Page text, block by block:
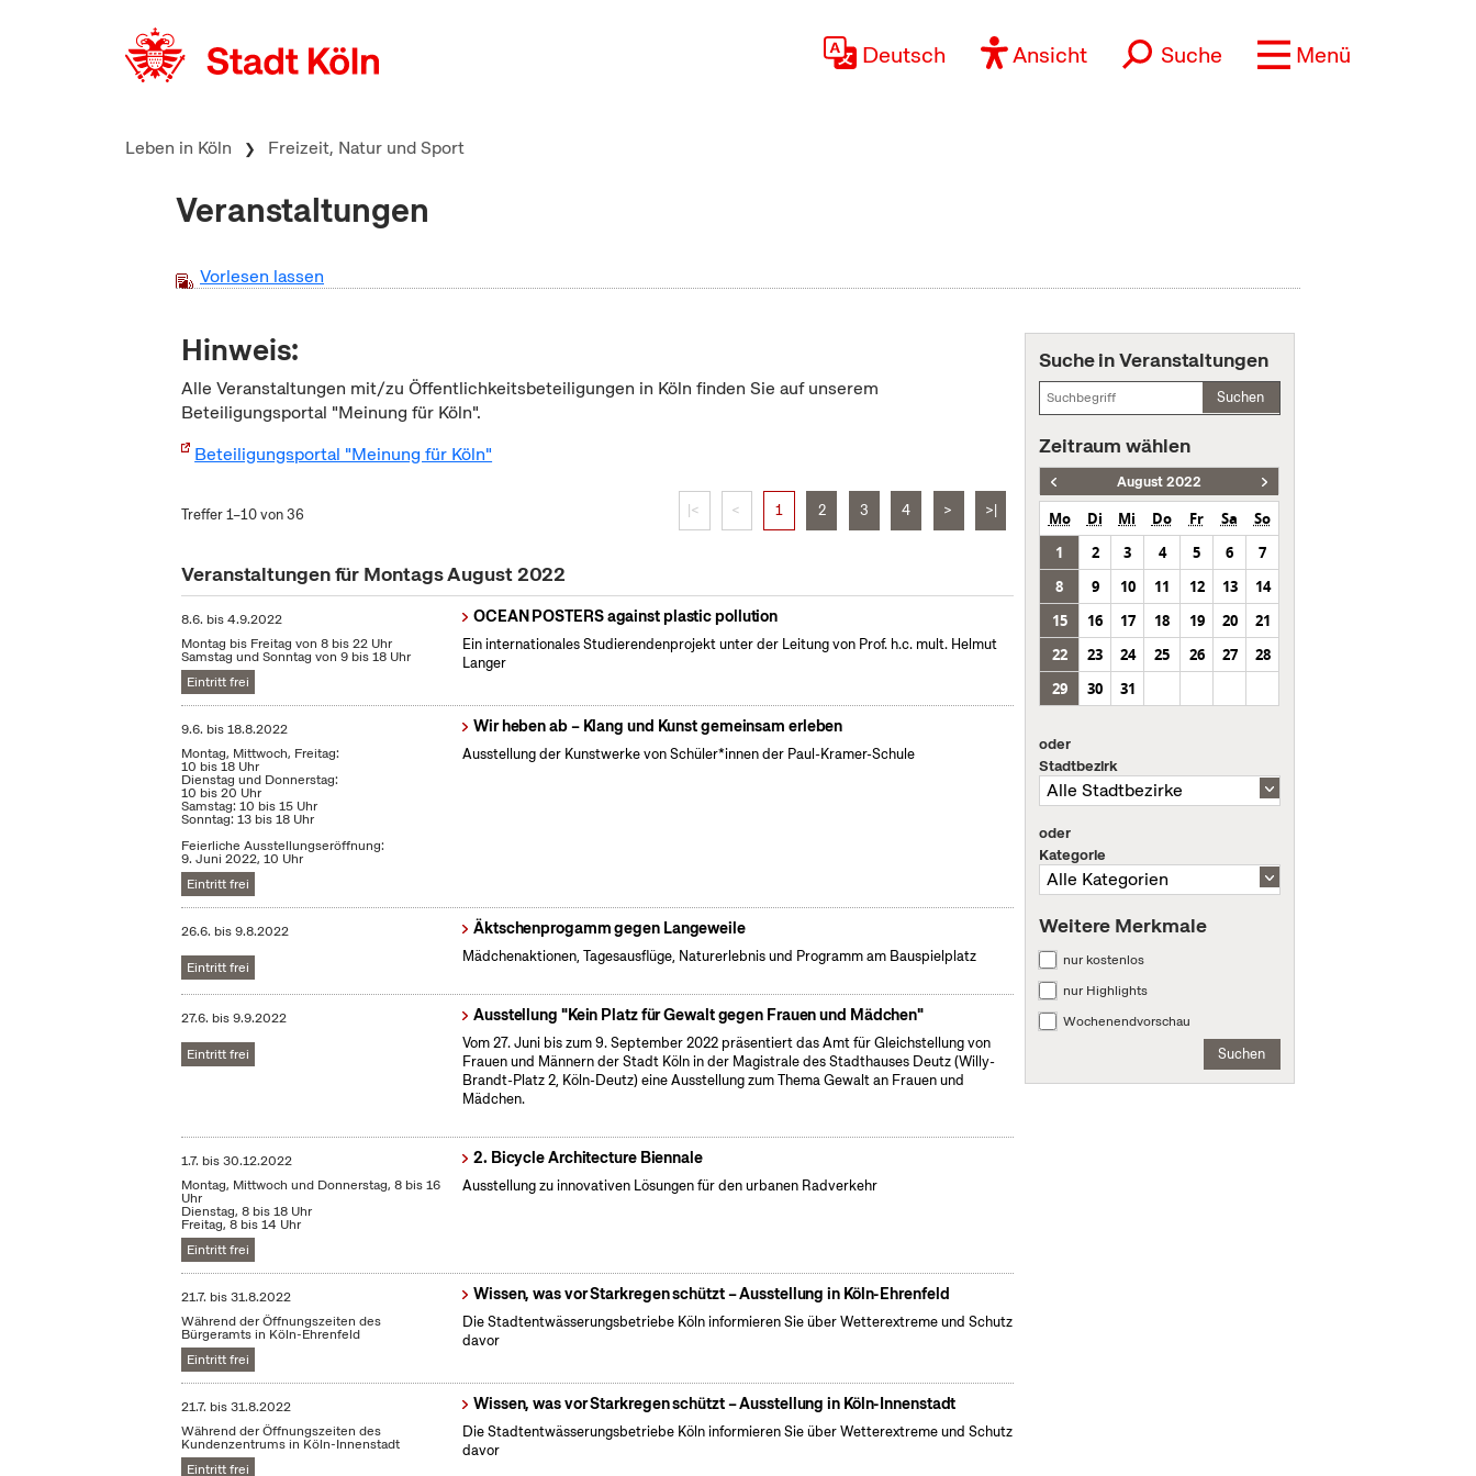
Deutsch Ansicht Suche Menü
Leben in Köln Freizeit, Natur und Sport
Veranstaltungen
Vorlesen lassen
Hinweis:
Alle Veranstaltungen mit/zu Öffentlichkeitsbeteiligungen in Köln finden Sie auf unserem
Beteiligungsportal "Meinung für Köln".
Beteiligungsportal "Meinung für Köln"
Treffer 1–10 von 36 |< < 1 2 3 4 > >|
Veranstaltungen für Montags August 2022
8.6. bis4.9.2022
Montag bis Freitag von 8 bis 22 Uhr
Samstag und Sonntag von 9 bis 18 Uhr
Eintritt frei
OCEAN POSTERS against plastic pollution
Ein internationales Studierendenprojekt unter der Leitung von Prof. h.c. mult. Helmut
Langer
9.6. bis18.8.2022
Montag, Mittwoch, Freitag:
10 bis 18 Uhr
Dienstag und Donnerstag:
10 bis 20 Uhr
Samstag: 10 bis 15 Uhr
Sonntag: 13 bis 18 Uhr
Feierliche Ausstellungseröffnung:
9. Juni 2022, 10 Uhr
Eintritt frei
Wir heben ab – Klang und Kunst gemeinsam erleben
Ausstellung der Kunstwerke von Schüler*innen der Paul-Kramer-Schule
26.6. bis9.8.2022
Eintritt frei
Äktschenprogamm gegen Langeweile
Mädchenaktionen, Tagesausflüge, Naturerlebnis und Programm am Bauspielplatz
27.6. bis9.9.2022
Eintritt frei
Ausstellung "Kein Platz für Gewalt gegen Frauen und Mädchen"
Vom 27. Juni bis zum 9. September 2022 präsentiert das Amt für Gleichstellung von
Frauen und Männern der Stadt Köln in der Magistrale des Stadthauses Deutz (Willy-
Brandt-Platz 2, Köln-Deutz) eine Ausstellung zum Thema Gewalt an Frauen und
Mädchen.
1.7. bis30.12.2022
Montag, Mittwoch und Donnerstag, 8 bis 16
Uhr
Dienstag, 8 bis 18 Uhr
Freitag, 8 bis 14 Uhr
Eintritt frei
2. Bicycle Architecture Biennale
Ausstellung zu innovativen Lösungen für den urbanen Radverkehr
21.7. bis31.8.2022
Während der Öffnungszeiten des
Bürgeramts in Köln-Ehrenfeld
Eintritt frei
Wissen, was vor Starkregen schützt – Ausstellung in Köln-Ehrenfeld
Die Stadtentwässerungsbetriebe Köln informieren Sie über Wetterextreme und Schutz
davor
21.7. bis31.8.2022
Während der Öffnungszeiten des
Kundenzentrums in Köln-Innenstadt
Eintritt frei
Wissen, was vor Starkregen schützt – Ausstellung in Köln-Innenstadt
Die Stadtentwässerungsbetriebe Köln informieren Sie über Wetterextreme und Schutz
davor
Suche in Veranstaltungen
Suchen
Zeitraum wählen
August 2022
Mo Di Mi Do Fr Sa
So
1
2 3 4 5 6
7
8
9 10 11 12 13
14
15
16 17 18 19 20
21
22
23 24 25 26 27
28
29
30 31
oder
Stadtbezirk
oder
Kategorie
Weitere Merkmale
nur kostenlos
nur Highlights
Wochenendvorschau
Suchen